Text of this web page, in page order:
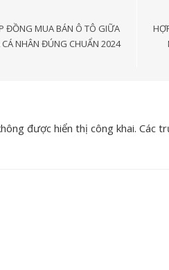
ĐỒNG MUA BÁN Ô TÔ GIỮA
CÁ NHÂN ĐÚNG CHUẨN 2024
được hiển thị công khai. Các